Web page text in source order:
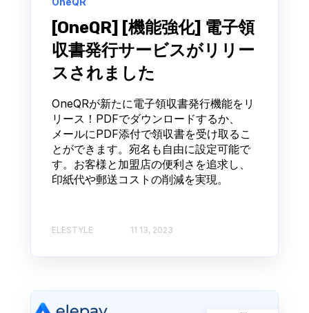
[OneQR] [機能強化] 電子領
収書発行サービスがリリー
スされました
OneQRが新たに電子領収書発行機能をリ
リース！PDFでダウンロードするか、
メールにPDF添付で領収書を受け取るこ
とができます。宛名も自由に設定可能で
す。お客様と加盟店の便利さを追求し、
印紙代や郵送コストの削減を実現。
ELESTYLE 11 13, 2023